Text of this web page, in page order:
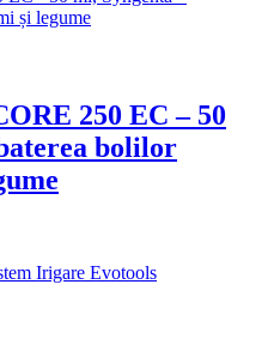
250 EC – 50
bolilor